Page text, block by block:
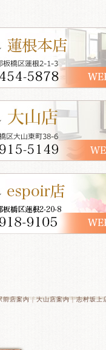
前店案内｜大山店案内｜志村坂上